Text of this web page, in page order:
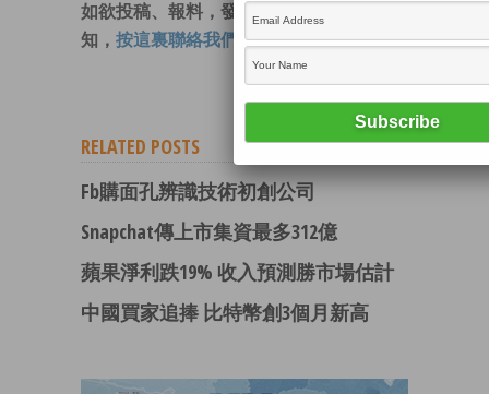
如欲投稿、報料，發布新聞稿或採訪通
知， 按這裏聯絡我們 。
RELATED POSTS
Fb購面孔辨識技術初創公司
Snapchat傳上市集資最多312億
蘋果淨利跌19% 收入預測勝市場估計
中國買家追捧 比特幣創3個月新高